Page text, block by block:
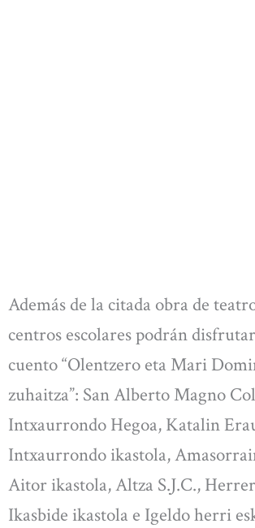
Además de la citada obra de
centros escolares podrán
cuento “Olentzero eta Mari
zuhaitza”: San Alberto Magno
Intxaurrondo Hegoa, Katalin
Intxaurrondo ikastola,
Aitor ikastola, Altza S.J.C.,
Ikasbide ikastola e Igeldo herri